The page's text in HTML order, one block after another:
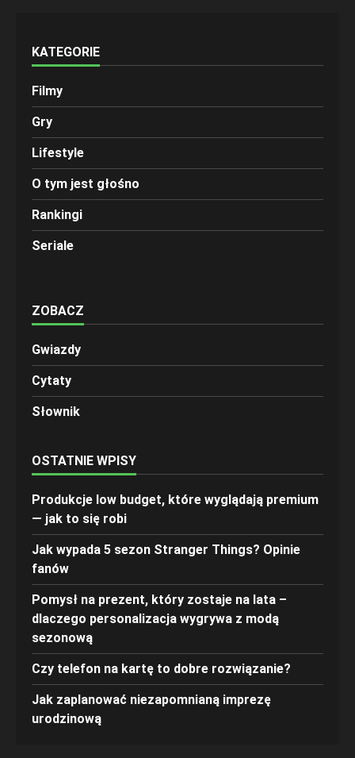
KATEGORIE
Filmy
Gry
Lifestyle
O tym jest głośno
Rankingi
Seriale
ZOBACZ
Gwiazdy
Cytaty
Słownik
OSTATNIE WPISY
Produkcje low budget, które wyglądają premium
— jak to się robi
Jak wypada 5 sezon Stranger Things? Opinie
fanów
Pomysł na prezent, który zostaje na lata –
dlaczego personalizacja wygrywa z modą
sezonową
Czy telefon na kartę to dobre rozwiązanie?
Jak zaplanować niezapomnianą imprezę
urodzinową